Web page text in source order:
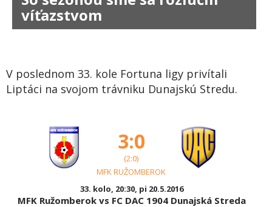
víťazstvom
V poslednom 33. kole Fortuna ligy privítali
Liptáci na svojom trávniku Dunajskú Stredu.
3:0
(2:0)
MFK RUŽOMBEROK
33. kolo, 20:30, pi 20.5.2016
MFK Ružomberok vs FC DAC 1904 Dunajská Streda